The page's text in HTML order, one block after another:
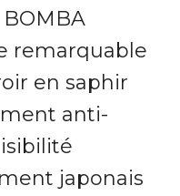
remarquable
en saphir
anti-
japonais